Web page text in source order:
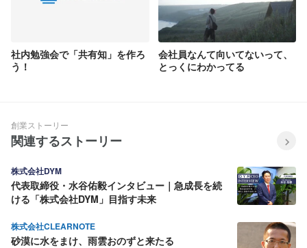
社内勉強会で「共有知」を作ろ
う！
会社員なんて向いてないって、
とっくにわかってる
創業ストーリー
関連するストーリー
株式会社DYM
代表取締役・水谷佑毅インタビュー｜急成長を続
ける「株式会社DYM」目指す未来
株式会社CLEARNOTE
砂漠に水をまけ、雨雲おのずと来たる